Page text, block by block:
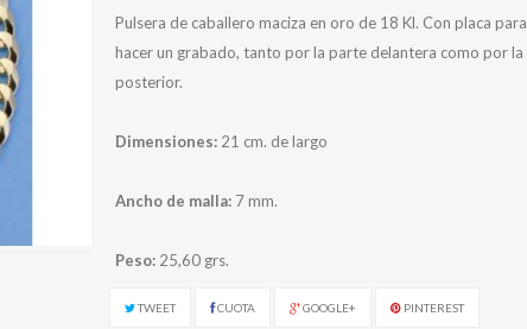
Pulsera de caballero maciza en oro de 18 Kl. Con placa para
hacer un grabado, tanto por la parte delantera como por la
posterior.
Dimensiones:21 cm. de largo
Ancho de malla:7 mm.
Peso:25,60 grs.
TWEET CUOTA GOOGLE+ PINTEREST